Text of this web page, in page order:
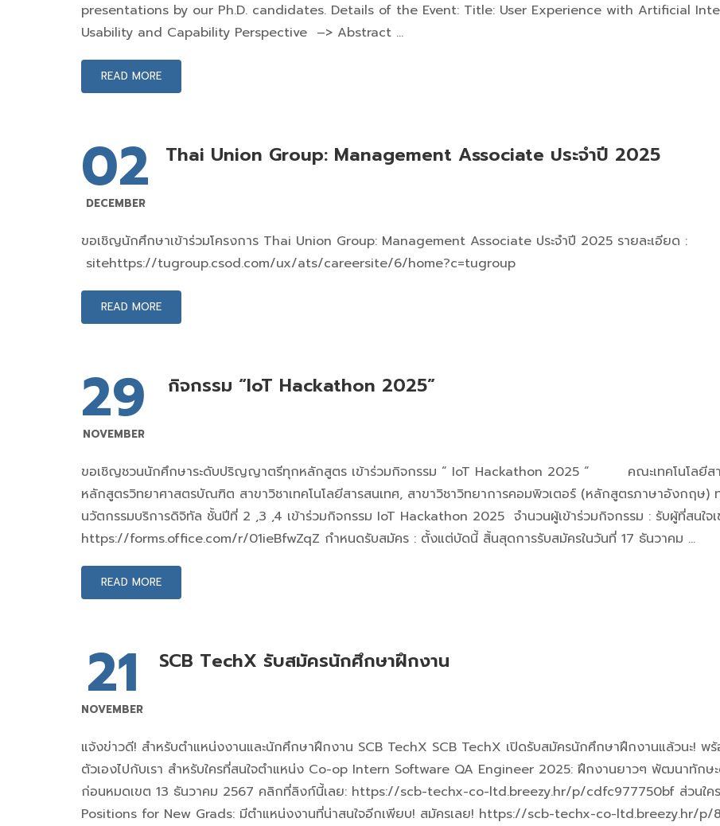
presentations by our Ph.D. candidates. Details of the Event: Title: User Experience with Artificial
Usability and Capability Perspective –> Abstract …
READ MORE
02
DECEMBER
Thai Union Group: Management Associate ประจำปี 2025
ขอเชิญนักศึกษาเข้าร่วมโครงการ Thai Union Group: Management Associate ประจำปี 2025 รายละเอียด :
sitehttps://tugroup.csod.com/ux/ats/careersite/6/home?c=tugroup
READ MORE
29
NOVEMBER
กิจกรรม “IoT Hackathon 2025”
ขอเชิญชวนนักศึกษาระดับปริญญาตรีทุกหลักสูตร เข้าร่วมกิจกรรม “ IoT Hackathon 2025 “ คณะเทคโนโลยีส
หลักสูตรวิทยาศาสตรบัณฑิต สาขาวิชาเทคโนโลยีสารสนเทศ, สาขาวิชาวิทยาการคอมพิวเตอร์ (หลักสูตรภาษาอังกฤ
นวัตกรรมบริการดิจิทัล ชั้นปีที่ 2 ,3 ,4 เข้าร่วมกิจกรรม IoT Hackathon 2025 จำนวนผู้เข้าร่วมกิจกรรม : รับผู้ที่สนใจ
https://forms.office.com/r/01ieBfwZqZ กำหนดรับสมัคร : ตั้งแต่บัดนี้ สิ้นสุดการรับสมัครในวันที่ 17 ธันวาคม …
READ MORE
21
NOVEMBER
SCB TechX รับสมัครนักศึกษาฝึกงาน
แจ้งข่าวดี! สำหรับตำแหน่งงานและนักศึกษาฝึกงาน SCB TechX SCB TechX เปิดรับสมัครนักศึกษาฝึกงานแล้วนะ!
ตัวเองไปกับเรา สำหรับใครที่สนใจตำแหน่ง Co-op Intern Software QA Engineer 2025: ฝึกงานยาวๆ พัฒนาทักษ
ก่อนหมดเขต 13 ธันวาคม 2567 คลิกที่ลิงก์นี้เลย: https://scb-techx-co-ltd.breezy.hr/p/cdfc977750bf ส่วนใค
Positions for New Grads: มีตำแหน่งงานที่น่าสนใจอีกเพียบ! สมัครเลย! https://scb-techx-co-ltd.breezy.hr/